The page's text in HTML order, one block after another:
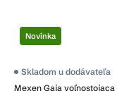
Novinka
Mexen Gaja
Priemerné
Skladom u dodávateľa